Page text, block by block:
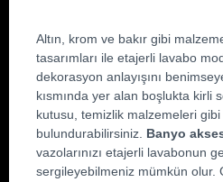
Altın, krom ve bakır gibi
tasarımları ile etajerli lavabo
dekorasyon anlayışını
kısmında yer alan boşlukta kirli
kutusu, temizlik malzemeleri gibi
bulundurabilirsiniz. Banyo
vazolarınızı etajerli lavabonun
sergileyebilmeniz mümkün olur.